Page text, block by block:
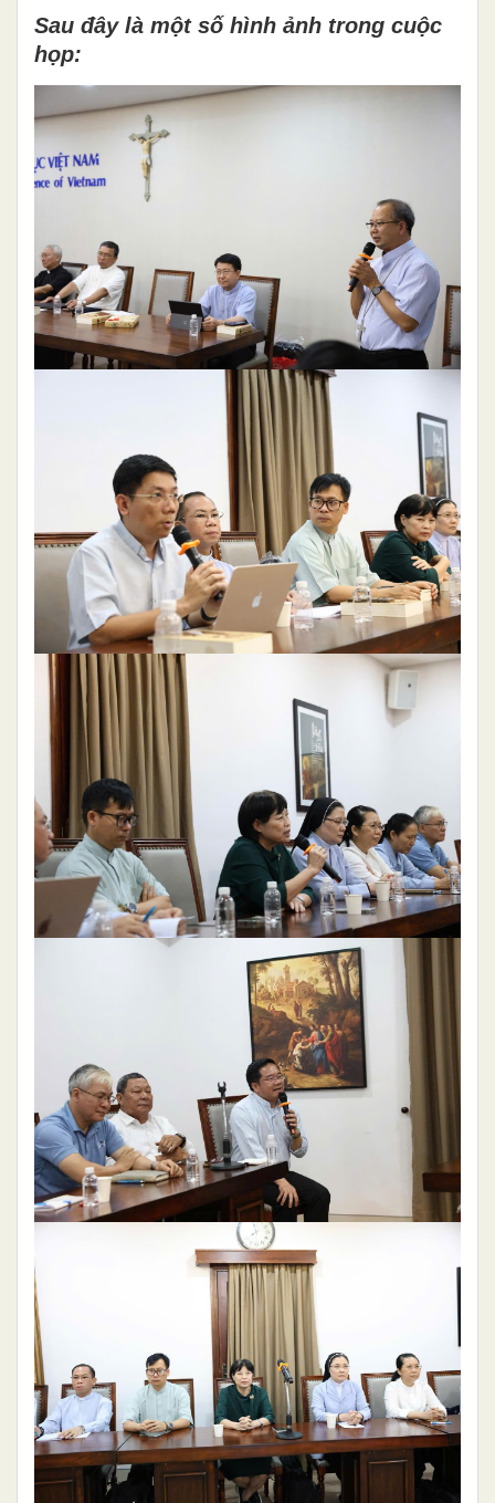
Sau đây là một số hình ảnh trong cuộc
họp: